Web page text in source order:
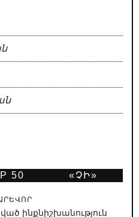
50
«ՉԻ»
ինքնիշխանություն